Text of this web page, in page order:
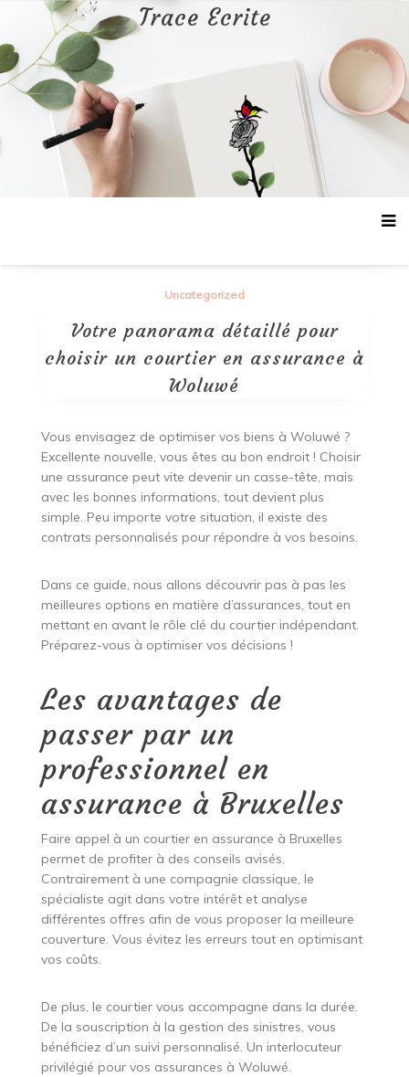
contenu
Trace Ecrite
Uncategorized
Votre panorama détaillé pour
choisir un courtier en assurance à
Woluwé
Vous envisagez de optimiser vos biens à Woluwé ?
Excellente nouvelle, vous êtes au bon endroit ! Choisir
une assurance peut vite devenir un casse-tête, mais
avec les bonnes informations, tout devient plus
simple. Peu importe votre situation, il existe des
contrats personnalisés pour répondre à vos besoins.
Dans ce guide, nous allons découvrir pas à pas les
meilleures options en matière d’assurances, tout en
mettant en avant le rôle clé du courtier indépendant.
Préparez-vous à optimiser vos décisions !
Les avantages de
passer par un
professionnel en
assurance à Bruxelles
Faire appel à un courtier en assurance à Bruxelles
permet de profiter à des conseils avisés.
Contrairement à une compagnie classique, le
spécialiste agit dans votre intérêt et analyse
différentes offres afin de vous proposer la meilleure
couverture. Vous évitez les erreurs tout en optimisant
vos coûts.
De plus, le courtier vous accompagne dans la durée.
De la souscription à la gestion des sinistres, vous
bénéficiez d’un suivi personnalisé. Un interlocuteur
privilégié pour vos assurances à Woluwé.